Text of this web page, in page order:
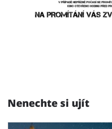
Nenechte si ujít